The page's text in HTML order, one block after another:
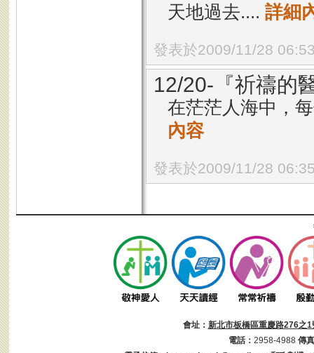
天地過去.... 詳細
發表於2009/11/28
12/20-『祈禱的
在茫茫人海中，
內容
發表於2009/11/28
會址： 新北市板橋區重慶路276之1
電話： 2958-4988 傳